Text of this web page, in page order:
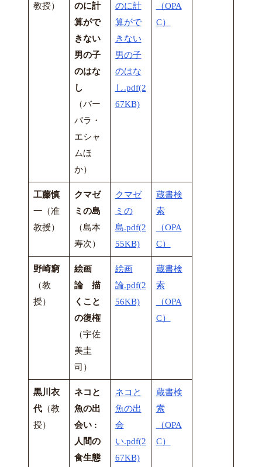
教授）
のに計
算がで
きない
男の子
のはな
し
（バー
バラ・
エシャ
ムほ
か）
のに計
算がで
きない
男の子
のはな
し.pdf(2
67KB)
（OPA
C）
工藤慎
一（准
教授）
クマゼ
ミの島
（島本
寿次）
クマゼ
ミの
島.pdf(2
55KB)
蔵書検
索
（OPA
C）
野崎窮
（教
授）
絵画
論 描
くこと
の復権
（宇佐
美圭
司）
絵画
論.pdf(2
56KB)
蔵書検
索
（OPA
C）
黒川衣
代（教
授）
ネコと
魚の出
会い :
人間の
食生態
ネコと
魚の出
会
い.pdf(2
67KB)
蔵書検
索
（OPA
C）